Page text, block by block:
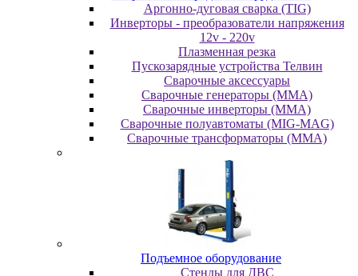
Аргонно-дуговая сварка (TIG)
Инверторы - преобразователи напряжения
12v - 220v
Плазменная резка
Пускозарядные устройства Телвин
Сварочные аксессуары
Сварочные генераторы (MMA)
Сварочные инверторы (MMA)
Сварочные полуавтоматы (MIG-MAG)
Сварочные трансформаторы (MMA)
Пoдъeмнoe oбopудoвaниe
Cтeнды для ДBC